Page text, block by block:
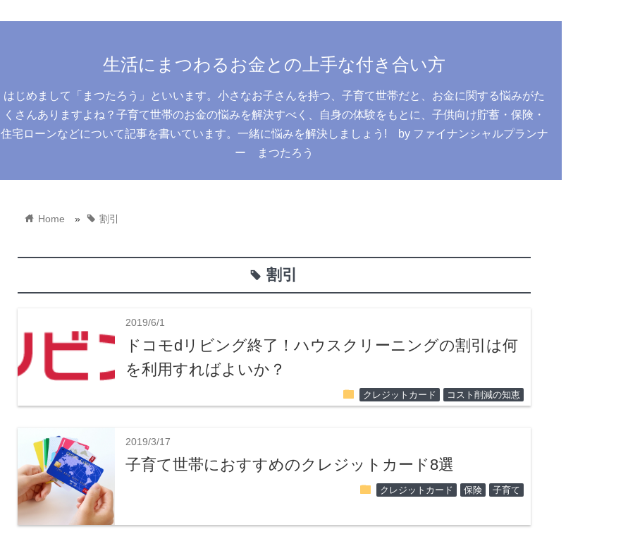
生活にまつわるお金との上手な付き合い方
はじめまして「まつたろう」といいます。小さなお子さんを持つ、子育て世帯だと、お金に関する悩みがた
くさんありますよね？子育て世帯のお金の悩みを解決すべく、自身の体験をもとに、子供向け貯蓄・保険・
住宅ローンなどについて記事を書いています。一緒に悩みを解決しましょう! by ファイナンシャルプランナ
ー まつたろう
home Home » tag 割引
tag 割引
2019/6/1
ドコモdリビング終了！ハウスクリーニングの割引は何
を利用すればよいか？
folder クレジットカード コスト削減の知恵
2019/3/17
子育て世帯におすすめのクレジットカード8選
folder クレジットカード 保険 子育て